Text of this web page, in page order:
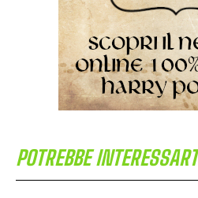
POTREBBE